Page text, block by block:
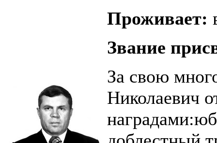
Проживает:
Звание
За свою
Николаевич